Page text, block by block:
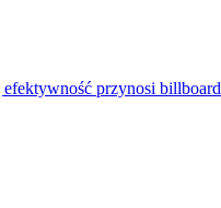
przynosi billboard